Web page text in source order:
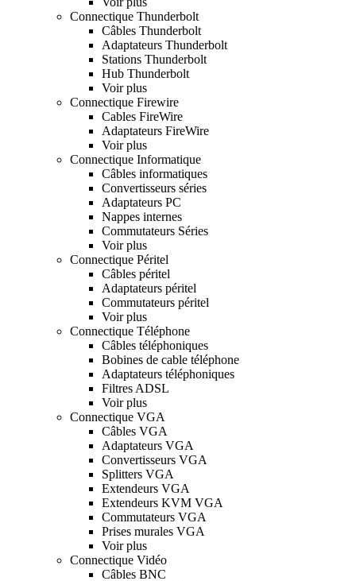
Connectique Thunderbolt
Câbles Thunderbolt
Adaptateurs Thunderbolt
Stations Thunderbolt
Hub Thunderbolt
Voir plus
Connectique Firewire
Cables FireWire
Adaptateurs FireWire
Voir plus
Connectique Informatique
Câbles informatiques
Convertisseurs séries
Adaptateurs PC
Nappes internes
Commutateurs Séries
Voir plus
Connectique Péritel
Câbles péritel
Adaptateurs péritel
Commutateurs péritel
Voir plus
Connectique Téléphone
Câbles téléphoniques
Bobines de cable téléphone
Adaptateurs téléphoniques
Filtres ADSL
Voir plus
Connectique VGA
Câbles VGA
Adaptateurs VGA
Convertisseurs VGA
Splitters VGA
Extendeurs VGA
Extendeurs KVM VGA
Commutateurs VGA
Prises murales VGA
Voir plus
Connectique Vidéo
Câbles BNC